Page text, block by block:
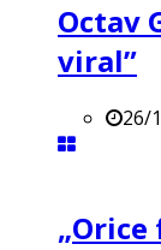
Octav
viral”
26/